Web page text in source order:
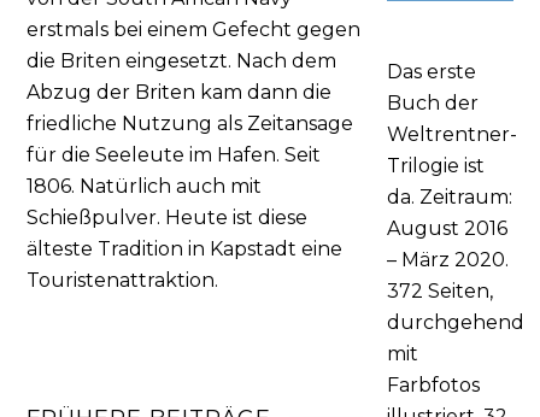
erstmals bei einem Gefecht gegen
die Briten eingesetzt. Nach dem
Abzug der Briten kam dann die
friedliche Nutzung als Zeitansage
für die Seeleute im Hafen. Seit
1806. Natürlich auch mit
Schießpulver. Heute ist diese
älteste Tradition in Kapstadt eine
Touristenattraktion.
Das erste
Buch der
Weltrentner-
Trilogie ist
da. Zeitraum:
August 2016
– März 2020.
372 Seiten,
durchgehend
mit
Farbfotos